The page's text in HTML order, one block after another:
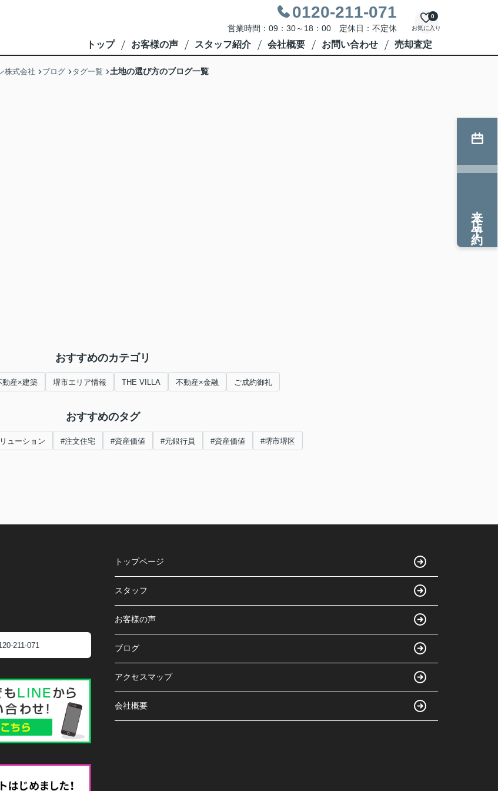
0120-211-071
営業時間：09：30～18：00 定休日：不定休 お気に入り
0
トップ お客様の声 スタッフ紹介 会社概要 お問い合わせ 売却査定
株式会社 ブログ タグ一覧 土地の選び方のブログ一覧
おすすめのカテゴリ
動産×建築 堺市エリア情報 THE VILLA 不動産×金融 ご成約御礼
おすすめのタグ
ューション #注文住宅 #資産価値 #元銀行員 #資産価値 #堺市堺区
来店予約
211-071
トップページ
スタッフ
お客様の声
ブログ
アクセスマップ
会社概要